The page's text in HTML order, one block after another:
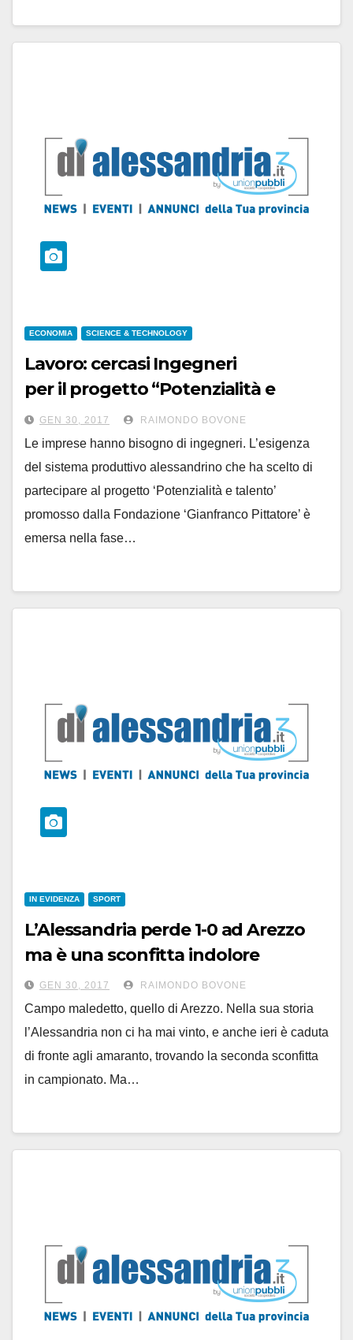
ECONOMIA SCIENCE & TECHNOLOGY
Lavoro: cercasi Ingegneri
per il progetto “Potenzialità e
talento”
GEN 30, 2017 RAIMONDO BOVONE
Le imprese hanno bisogno di ingegneri. L’esigenza
del sistema produttivo alessandrino che ha scelto di
partecipare al progetto ‘Potenzialità e talento’
promosso dalla Fondazione ‘Gianfranco Pittatore’ è
emersa nella fase…
IN EVIDENZA SPORT
L’Alessandria perde 1-0 ad Arezzo
ma è una sconfitta indolore
GEN 30, 2017 RAIMONDO BOVONE
Campo maledetto, quello di Arezzo. Nella sua storia
l’Alessandria non ci ha mai vinto, e anche ieri è caduta
di fronte agli amaranto, trovando la seconda sconfitta
in campionato. Ma…